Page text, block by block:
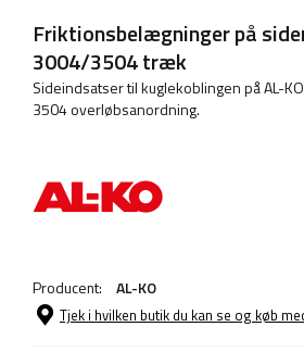
Friktionsbelægninger på
3004/3504 træk
Sideindsatser til kuglekoblingen på AL-
3504 overløbsanordning.
Producent: AL-KO
Tjek i hvilken butik du kan se og køb